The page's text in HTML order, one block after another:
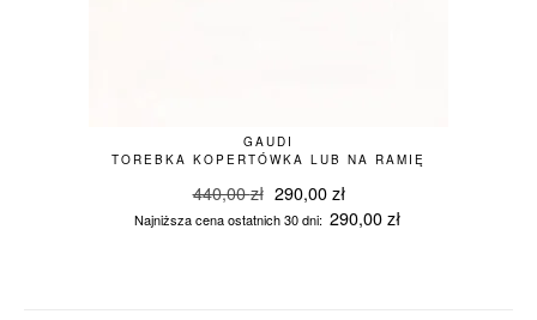
GAUDI
TOREBKA KOPERTÓWKA LUB NA RAMIĘ
440,00zł Pierwotna
wynosiła:
290,00 zł
wynosi:
Najniższa cena ostatnich 30 dni: 290,00 zł